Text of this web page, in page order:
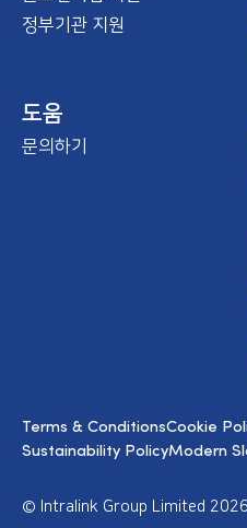
정부기관 지원
도움
문의하기
© Intralink Group Limited 2026
Terms & ConditionsCookie
Sustainability PolicyModern